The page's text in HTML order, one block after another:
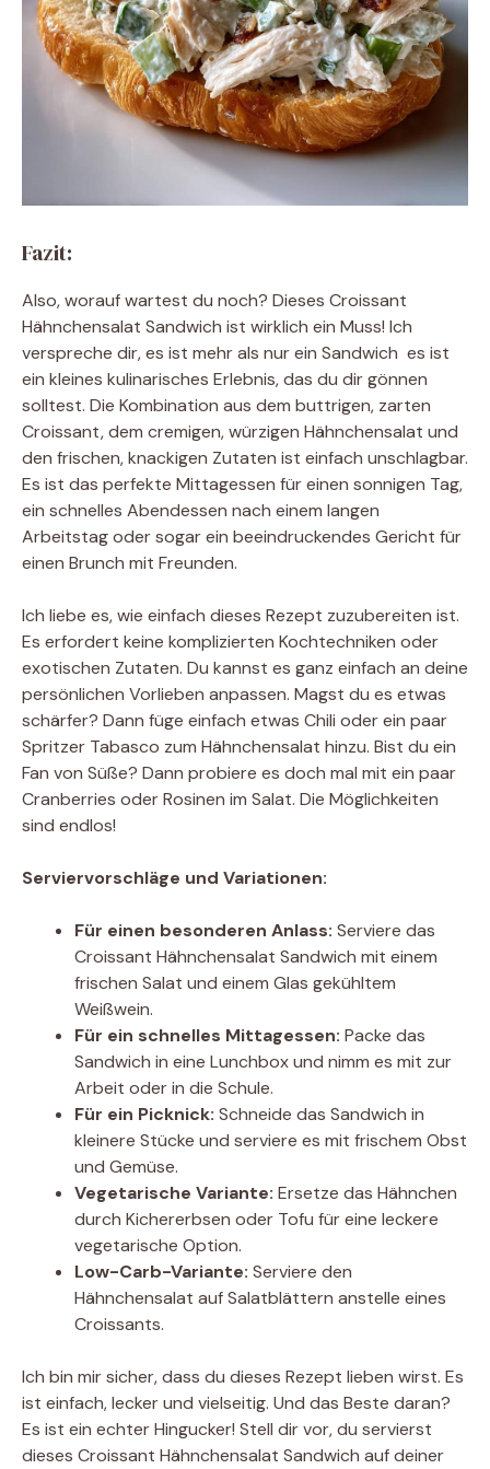
Fazit:
Also, worauf wartest du noch? Dieses Croissant
Hähnchensalat Sandwich ist wirklich ein Muss! Ich
verspreche dir, es ist mehr als nur ein Sandwich  es ist
ein kleines kulinarisches Erlebnis, das du dir gönnen
solltest. Die Kombination aus dem buttrigen, zarten
Croissant, dem cremigen, würzigen Hähnchensalat und
den frischen, knackigen Zutaten ist einfach unschlagbar.
Es ist das perfekte Mittagessen für einen sonnigen Tag,
ein schnelles Abendessen nach einem langen
Arbeitstag oder sogar ein beeindruckendes Gericht für
einen Brunch mit Freunden.
Ich liebe es, wie einfach dieses Rezept zuzubereiten ist.
Es erfordert keine komplizierten Kochtechniken oder
exotischen Zutaten. Du kannst es ganz einfach an deine
persönlichen Vorlieben anpassen. Magst du es etwas
schärfer? Dann füge einfach etwas Chili oder ein paar
Spritzer Tabasco zum Hähnchensalat hinzu. Bist du ein
Fan von Süße? Dann probiere es doch mal mit ein paar
Cranberries oder Rosinen im Salat. Die Möglichkeiten
sind endlos!
Serviervorschläge und Variationen:
Für einen besonderen Anlass: Serviere das
Croissant Hähnchensalat Sandwich mit einem
frischen Salat und einem Glas gekühltem
Weißwein.
Für ein schnelles Mittagessen: Packe das
Sandwich in eine Lunchbox und nimm es mit zur
Arbeit oder in die Schule.
Für ein Picknick: Schneide das Sandwich in
kleinere Stücke und serviere es mit frischem Obst
und Gemüse.
Vegetarische Variante: Ersetze das Hähnchen
durch Kichererbsen oder Tofu für eine leckere
vegetarische Option.
Low-Carb-Variante: Serviere den
Hähnchensalat auf Salatblättern anstelle eines
Croissants.
Ich bin mir sicher, dass du dieses Rezept lieben wirst. Es
ist einfach, lecker und vielseitig. Und das Beste daran?
Es ist ein echter Hingucker! Stell dir vor, du servierst
dieses Croissant Hähnchensalat Sandwich auf deiner